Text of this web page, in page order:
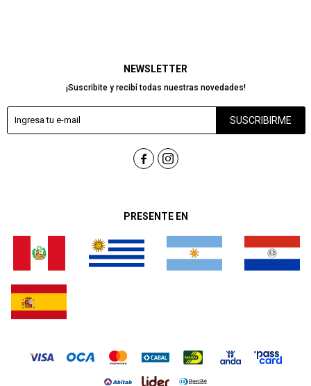
PRESENTE EN
NEWSLETTER
¡Suscribite y recibí todas nuestras novedades!
SUSCRIBIRME
 